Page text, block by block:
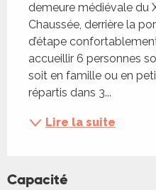
demeure médiévale du
Chaussée, derrière la
d’étape
accueillir 6 personnes
soit en famille ou en
répartis dans 3...
Lire la suite
Capacité